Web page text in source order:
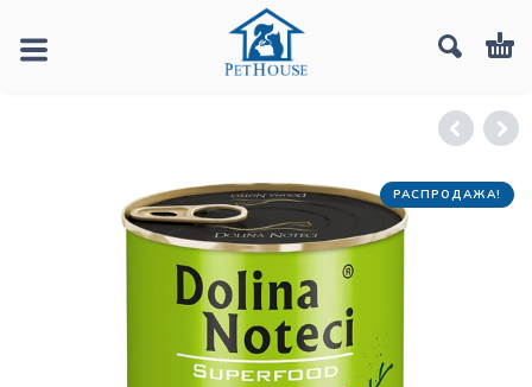
РАСПРОДАЖА!